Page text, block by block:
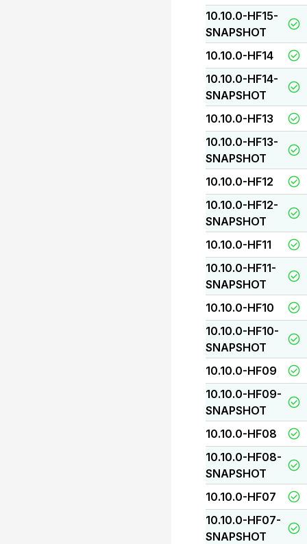
10.10.0-HF15-
SNAPSHOT
10.10.0-HF14
10.10.0-HF14-
SNAPSHOT
10.10.0-HF13
10.10.0-HF13-
SNAPSHOT
10.10.0-HF12
10.10.0-HF12-
SNAPSHOT
10.10.0-HF11
10.10.0-HF11-
SNAPSHOT
10.10.0-HF10
10.10.0-HF10-
SNAPSHOT
10.10.0-HF09
10.10.0-HF09-
SNAPSHOT
10.10.0-HF08
10.10.0-HF08-
SNAPSHOT
10.10.0-HF07
10.10.0-HF07-
SNAPSHOT